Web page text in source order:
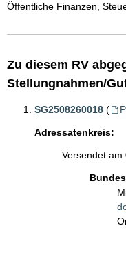
Öffentliche Finanzen,
Zu diesem RV
Stellungnahmen/
SG2508260018 (
Adressatenkreis:
Versendet am